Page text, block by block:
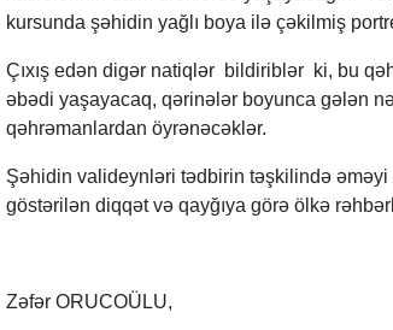
kursunda şəhidin yağlı boya ilə çəkilmiş
Çıxış edən digər natiqlər bildiriblər ki, bu
əbədi yaşayacaq, qərinələr boyunca gələn
qəhrəmanlardan öyrənəcəklər.
Şəhidin valideynləri tədbirin təşkilində
göstərilən diqqət və qayğıya görə ölkə
Zəfər ORUCOÜLU,